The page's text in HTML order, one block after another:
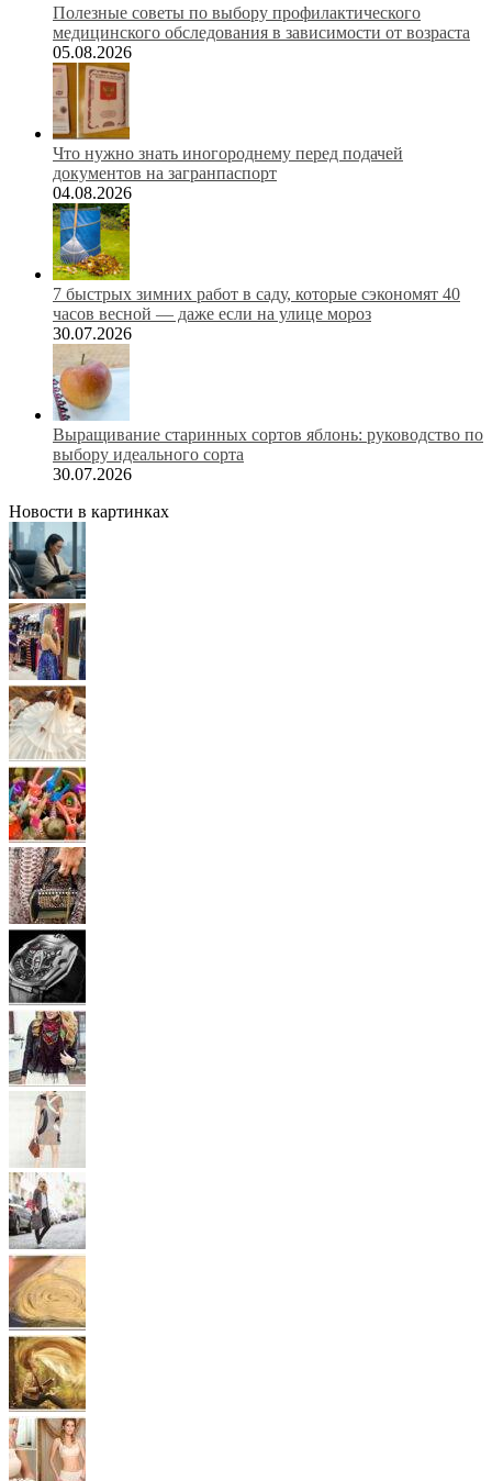
Полезные советы по выбору профилактического
медицинского обследования в зависимости от возраста
05.08.2026
Что нужно знать иногороднему перед подачей
документов на загранпаспорт
04.08.2026
7 быстрых зимних работ в саду, которые сэкономят 40
часов весной — даже если на улице мороз
30.07.2026
Выращивание старинных сортов яблонь: руководство по
выбору идеального сорта
30.07.2026
Новости в картинках